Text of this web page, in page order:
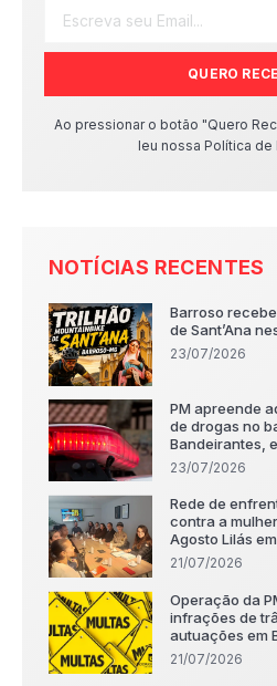
QUERO
Ao pressionar o botão "Quero
leu nossa Política de
NOTÍCIAS RECENTES
Barroso
de Sant’Ana
23/07/2026
PM apreende
de drogas no
Bandeirantes,
23/07/2026
Rede de
contra a
Agosto Lilás
21/07/2026
Operação da
infrações de
autuações em
21/07/2026